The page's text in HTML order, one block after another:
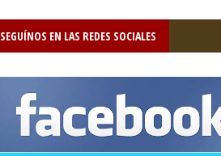
SEGUÍNOS EN LAS REDES SOCIALES